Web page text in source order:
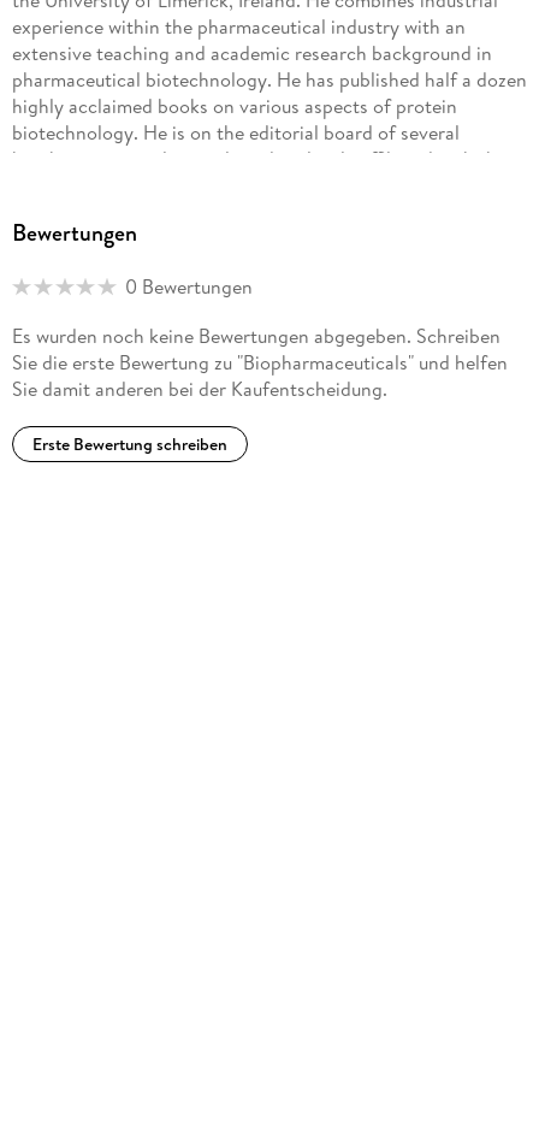
experience within the pharmaceutical industry with an
extensive teaching and academic research background in
pharmaceutical biotechnology. He has published half a dozen
highly acclaimed books on various aspects of protein
biotechnology. He is on the editorial board of several
biopharmaceutical journals and is closely affiliated with the
Bewertungen
0 Bewertungen
Es wurden noch keine Bewertungen abgegeben. Schreiben
Sie die erste Bewertung zu "Biopharmaceuticals" und helfen
Sie damit anderen bei der Kaufentscheidung.
Erste Bewertung schreiben